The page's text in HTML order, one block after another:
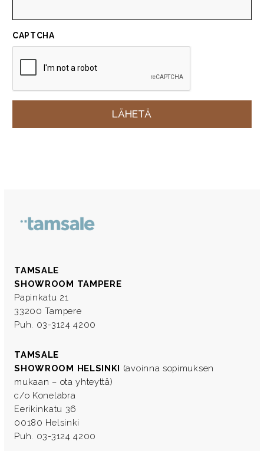
CAPTCHA
TAMSALE
SHOWROOM TAMPERE
Papinkatu 21
33200 Tampere
Puh. 03-3124 4200
TAMSALE
SHOWROOM HELSINKI (avoinna sopimuksen
mukaan – ota yhteyttä)
c/o Konelabra
Eerikinkatu 36
00180 Helsinki
Puh. 03-3124 4200